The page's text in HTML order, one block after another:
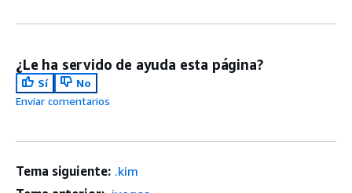
¿Le ha servido de ayuda esta página?
Sí
No
Enviar comentarios
Tema siguiente: .kim